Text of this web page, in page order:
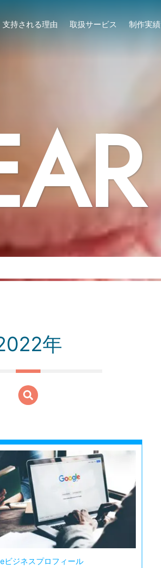
支持される理由 取扱サービス 制作実績
年
ビジネスプロフィール